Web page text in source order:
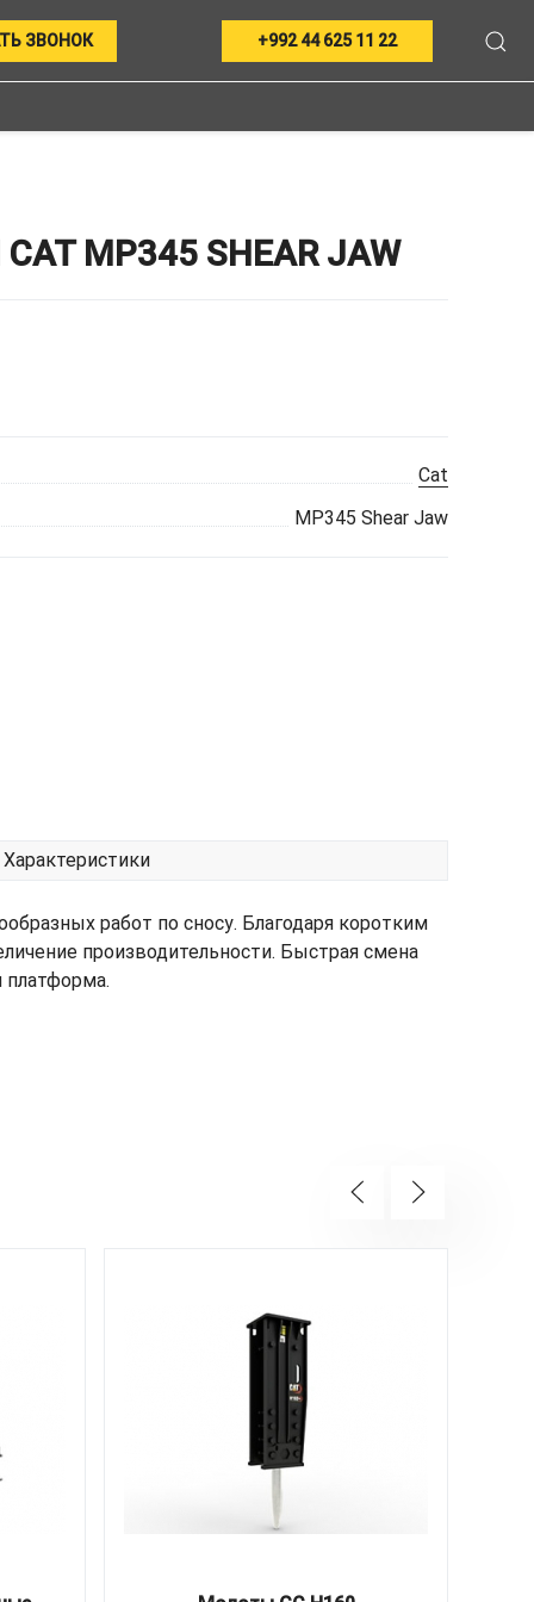
ЗВОНОК +992 44 625 11 22
MP345 SHEAR JAW
Cat
MP345 Shear Jaw
Характеристики
работ по сносу. Благодаря коротким
производительности. Быстрая смена
платформа.